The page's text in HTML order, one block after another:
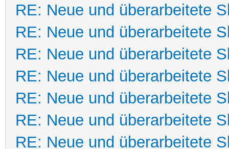
RE: Neue und überarbeitete
RE: Neue und überarbeitete
RE: Neue und überarbeitete
RE: Neue und überarbeitete
RE: Neue und überarbeitete
RE: Neue und überarbeitete
RE: Neue und überarbeitete